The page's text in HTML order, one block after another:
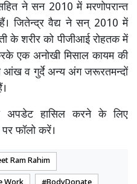
ने सन 2010 में मरणोपरान्त
जितेन्द्र वैद्य ने सन् 2010 में
के शरीर को पीजीआई रोहतक में
एक अनोखी मिसाल कायम की
आंख व गुर्दे अन्य अंग जरूरतमन्दों
हासिल करने के लिए
पर फॉलो करें।
Ram Rahim